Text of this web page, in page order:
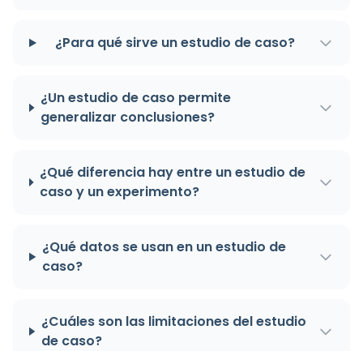
¿Para qué sirve un estudio de caso?
¿Un estudio de caso permite
generalizar conclusiones?
¿Qué diferencia hay entre un estudio de
caso y un experimento?
¿Qué datos se usan en un estudio de
caso?
¿Cuáles son las limitaciones del estudio
de caso?